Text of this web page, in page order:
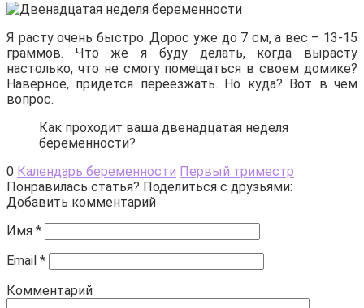
Я расту очень быстро. Дорос уже до 7 см, а вес – 13-15
граммов. Что же я буду делать, когда вырасту
настолько, что не смогу помещаться в своем домике?
Наверное, придется переезжать. Но куда? Вот в чем
вопрос.
Как проходит ваша двенадцатая неделя
беременности?
0 Календарь беременности Первый триместр
Понравилась статья? Поделиться с друзьями:
Добавить комментарий
Имя *
Email *
Комментарий